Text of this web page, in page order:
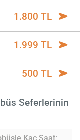
1.800 TL
1.999 TL
500 TL
Seferlerinin